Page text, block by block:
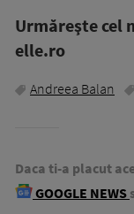
Urmăreşte cel
elle.ro
Andreea Balan
Daca ti-a placut
GOOGLE NEWS